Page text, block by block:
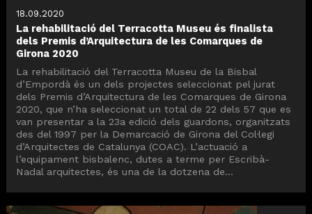
18.09.2020
La rehabilitació del Terracotta Museu és finalista
dels Premis d’Arquitectura de les Comarques de
Girona 2020
La rehabilitació del Terracotta Museu de la Bisbal
d’Empordà és un dels projectes seleccionat pel jurat
dels Premis d’Arquitectura de les Comarques de Girona
2020, que n’ha seleccionat un total de 22 dels 57 que es
van presentar a la 23a edició dels guardons, organitzats
des del 1997 per la Demarcació de Girona del Col·legi
d’Arquitectes de Catalunya (COAC). L’actuació a
l’equipament bisbalenc, dutes a terme per Escribà-
Nadal arquitectes, és una de la dotzena de...